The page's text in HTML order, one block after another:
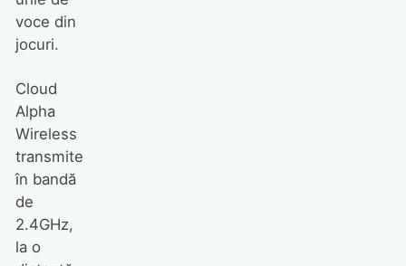
voce din
jocuri.
Cloud
Alpha
Wireless
transmite
în bandă
de
2.4GHz,
la o